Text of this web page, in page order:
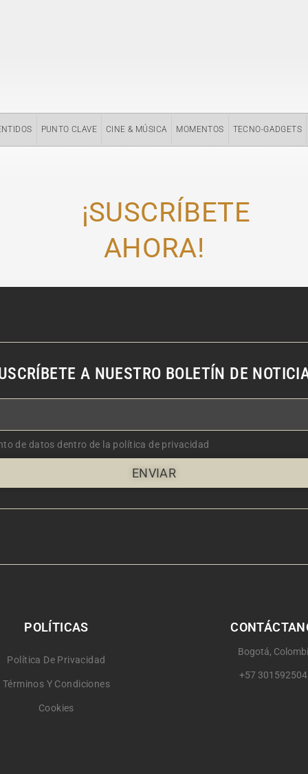
PUNTO CLAVE CINE & MÚSICA MOMENTOS TECNO-GADGETS
¡SUSCRÍBETE
AHORA!
A NUESTRO BOLETÍN DE
de datos dentro de la política de privacidad
ENVIAR
POLÍTICAS
Política De Privacidad
Términos Y Condiciones
Cookies
Bogotá,
+57